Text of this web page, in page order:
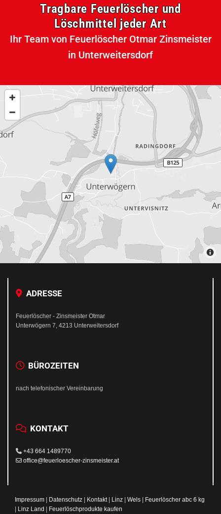
Tragbare Feuerlöscher und
Löschmittel jeder Art
Ihr Team von Feuerlöscher Otmar Zinsmeister
in Unterweitersdorf
 ADRESSE
Feuerlöscher - Zinsmeister Otmar
Unterwögern 7, 4213 Unterweitersdorf
 BÜROZEITEN
nach telefonischer Vereinbarung
 KONTAKT
 +43 664 1489770
 office@feuerloescher-zinsmeister.at
Impressum Datenschutz Kontakt| Linz Wels
Feuerlöscher abc 6 kg
Linz Land Feuerlöschprodukte kaufen